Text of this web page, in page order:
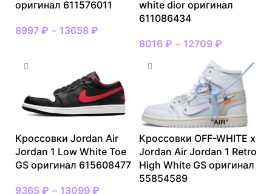
оригинал 611576011
8997 ₽ – 13658 ₽
white dior оригинал
611086434
8016 ₽ – 12709 ₽
Кроссовки Jordan Air
Jordan 1 Low White Toe
GS оригинал 615608477
9365 ₽ – 13099 ₽
Кроссовки OFF-WHITE x
Jordan Air Jordan 1 Retro
High White GS оригинал
55854589